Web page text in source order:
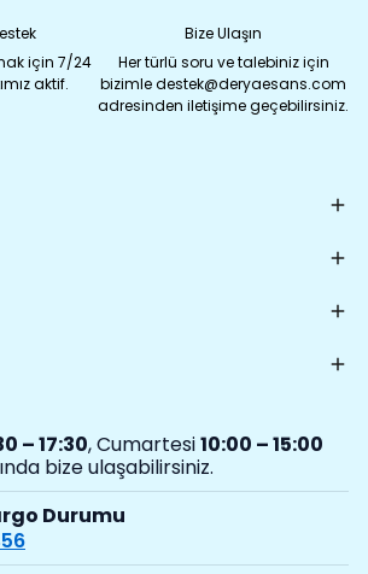
için 7/24
aktif.
Bize Ulaşın
Her türlü soru ve talebiniz için
bizimle destek@deryaesans.com
adresinden iletişime geçebilirsiniz.
– 17:30, Cumartesi10:00 – 15:00
bize ulaşabilirsiniz.
Durumu